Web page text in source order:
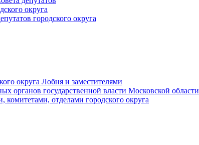
округа
городского округа
округа Лобня и заместителями
органов государственной власти Московской области
отделами городского округа